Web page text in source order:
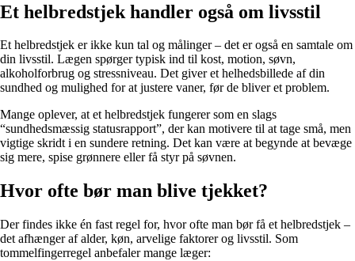
Et helbredstjek handler også om livsstil
Et helbredstjek er ikke kun tal og målinger – det er også en samtale om
din livsstil. Lægen spørger typisk ind til kost, motion, søvn,
alkoholforbrug og stressniveau. Det giver et helhedsbillede af din
sundhed og mulighed for at justere vaner, før de bliver et problem.
Mange oplever, at et helbredstjek fungerer som en slags
“sundhedsmæssig statusrapport”, der kan motivere til at tage små, men
vigtige skridt i en sundere retning. Det kan være at begynde at bevæge
sig mere, spise grønnere eller få styr på søvnen.
Hvor ofte bør man blive tjekket?
Der findes ikke én fast regel for, hvor ofte man bør få et helbredstjek –
det afhænger af alder, køn, arvelige faktorer og livsstil. Som
tommelfingerregel anbefaler mange læger: